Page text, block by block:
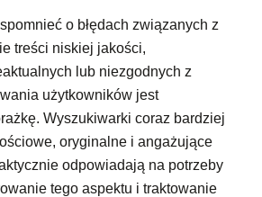
o błędach związanych z
treści niskiej jakości,
lub niezgodnych z
użytkowników jest
Wyszukiwarki coraz bardziej
oryginalne i angażujące
odpowiadają na potrzeby
tego aspektu i traktowanie